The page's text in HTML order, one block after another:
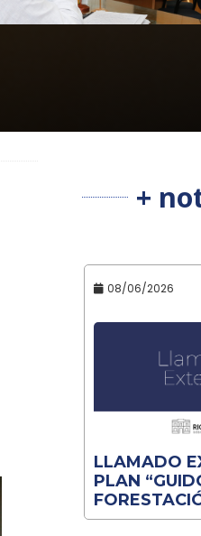
+
08/06/2026
LLAMADO
PLAN